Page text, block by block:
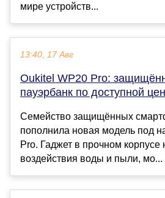
мире устройств...
13:40, 17 Авг
Oukitel WP20 Pro:
пауэрбанк по доступной
Семейство защищённых
пополнила новая модель под
Pro. Гаджет в прочном корпусе
воздействия воды и пыли, мо...